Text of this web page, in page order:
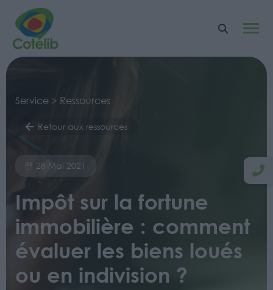
Service > Ressources
Retour aux ressources
28 Mai 2021
Impôt sur la fortune
immobilière : comment
évaluer les biens loués
ou en indivision ?